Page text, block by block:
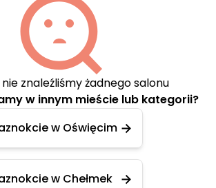
znaleźliśmy żadnego salonu
w innym mieście lub kategorii?
w Oświęcim
w Chełmek